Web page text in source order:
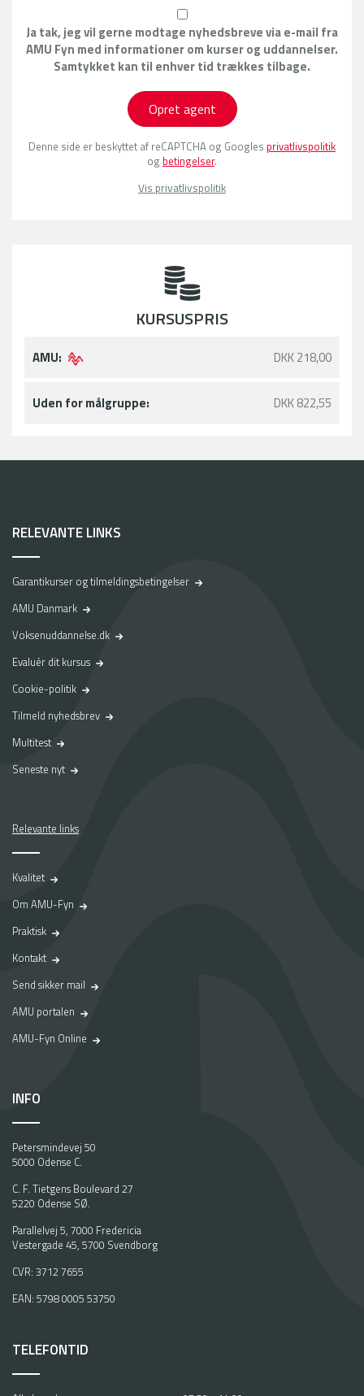
Ja tak, jeg vil gerne modtage nyhedsbreve via e-mail fra
AMU Fyn med informationer om kurser og uddannelser.
Samtykket kan til enhver tid trækkes tilbage.
Opret agent
Denne side er beskyttet af reCAPTCHA og Googles privatlivspolitik
og betingelser.
Vis privatlivspolitik
KURSUSPRIS
AMU: DKK 218,00
Uden for målgruppe: DKK 822,55
RELEVANTE LINKS
Garantikurser og tilmeldingsbetingelser
AMU Danmark
Voksenuddannelse.dk
Evaluér dit kursus
Cookie-politik
Tilmeld nyhedsbrev
Multitest
Seneste nyt
Relevante links
Kvalitet
Om AMU-Fyn
Praktisk
Kontakt
Send sikker mail
AMU portalen
AMU-Fyn Online
INFO
Petersmindevej 50
5000 Odense C.
C. F. Tietgens Boulevard 27
5220 Odense SØ.
Parallelvej 5, 7000 Fredericia
Vestergade 45, 5700 Svendborg
CVR: 3712 7655
EAN: 5798 0005 53750
TELEFONTID